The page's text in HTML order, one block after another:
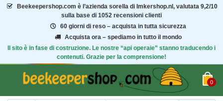
Beekeepershop.com è l’azienda sorella di Imkershop.nl, valutata 9,2/10
sulla base di 1052 recensioni clienti
60 giorni di reso – acquista in tutta sicurezza
Acquista ora – spediamo in tutto il mondo
Il sito è in fase di costruzione. Le nostre “api operaie” stanno traducendo i
contenuti. Grazie per la comprensione!
0